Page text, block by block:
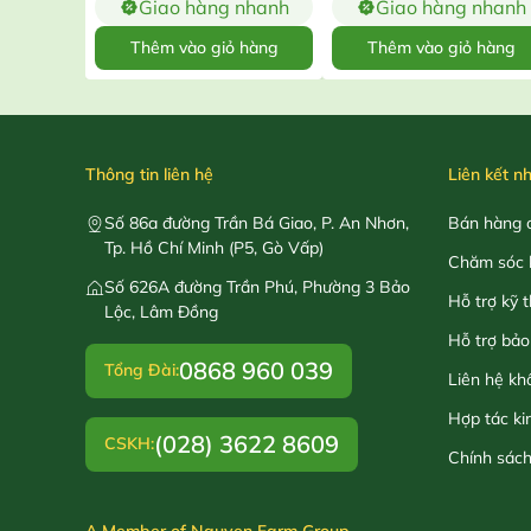
Giao hàng nhanh
Thêm vào giỏ hàng
Giao hàng nhanh
Thêm vào giỏ hàng
Thông tin liên hệ
Số 86a đường Trần Bá Giao, P. An Nhơn,
Tp. Hồ Chí Minh (P5, Gò Vấp)
Số 626A đường Trần Phú, Phường 3 Bảo
Lộc, Lâm Đồng
Tổng Đài:0868 960 039
CSKH:(028) 3622 8609
Liên kết
Bán hàng
Chăm sóc
Hỗ trợ kỹ
Hỗ trợ
Liên hệ
Hợp tác
Chính